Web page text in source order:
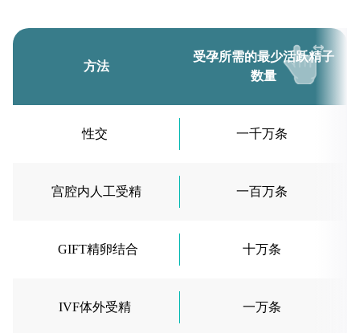
方法
受孕所需的最少活跃精子
数量
性交 一千万条
宫腔内人工受精 一百万条
GIFT精卵结合 十万条
IVF体外受精 一万条